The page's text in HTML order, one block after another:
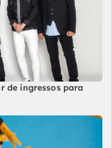
de ingressos para